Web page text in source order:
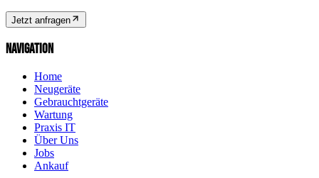
Jetzt anfragen
NAVIGATION
Home
Neugeräte
Gebrauchtgeräte
Wartung
Praxis IT
Über Uns
Jobs
Ankauf